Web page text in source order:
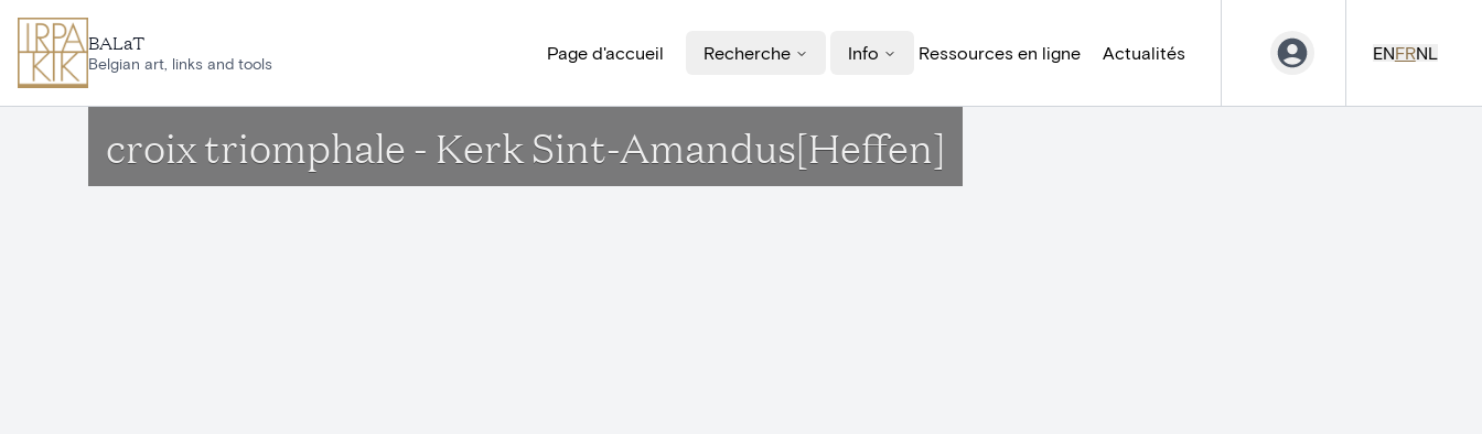
BALaT
Belgian art, links and tools
Page d'accueil Recherche Info Ressources en ligne Actualités ENFRNL
croix triomphale - Kerk Sint-Amandus[Heffen]